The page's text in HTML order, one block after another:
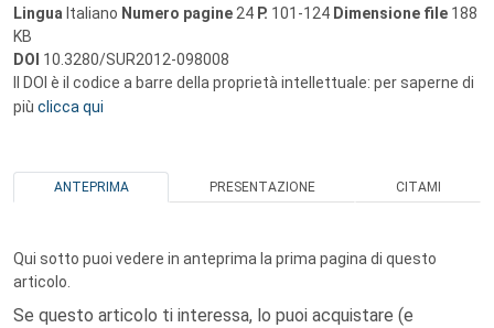
Lingua Italiano Numero pagine 24 P. 101-124 Dimensione file 188
KB
DOI 10.3280/SUR2012-098008
Il DOI è il codice a barre della proprietà intellettuale: per saperne di
più clicca qui
ANTEPRIMA PRESENTAZIONE CITAMI
Qui sotto puoi vedere in anteprima la prima pagina di questo
articolo.
Se questo articolo ti interessa, lo puoi acquistare (e